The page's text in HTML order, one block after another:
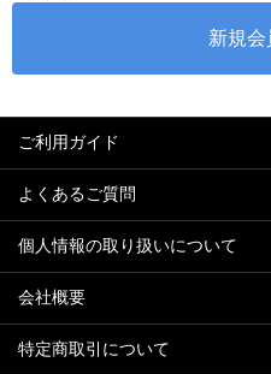
ご利用ガイド
よくあるご質問
個人情報の取り扱いについて
会社概要
特定商取引について